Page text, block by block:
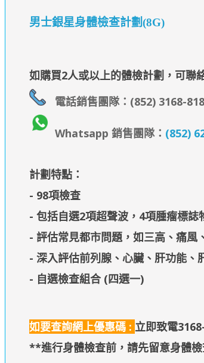
男士銀星身體檢查計劃(8G)
如購買2人或以上的體檢計劃，可聯
電話銷售團隊：(852) 3168-
Whatsapp 銷售團隊： (852)
計劃特點：
- 98項檢查
- 包括自選2項超聲波，4項腫瘤標誌
- 評估常見都市問題，如三高、痛風
- 深入評估前列腺、心臟、肝功能、
- 自選檢查組合 (四選一)
如要查詢網上優惠碼 : 立即致電
**進行身體檢查前，請先留意身體